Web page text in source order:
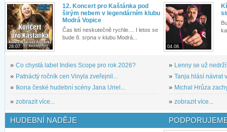
28.07.
12. Koncert pro Kaštánka pod
širým nebem v legendárním klubu
Modrá Vopice
Čas letí neskutečně rychle.... I letos se
bude 8. srpna v klubu Modrá...
» Co chystá label Indies Scope pro rok 2026?
» Patnáctý ročník cen Vinyla zveřejnil...
»
Ikona české hudební scény Jana Uriel...
» zobrazit více...
04.08.
» Lenny se už
» Tanja hlásí návrat
» Michal Hrůza
» zobrazit více...
HUDEBNÍ NADĚJE